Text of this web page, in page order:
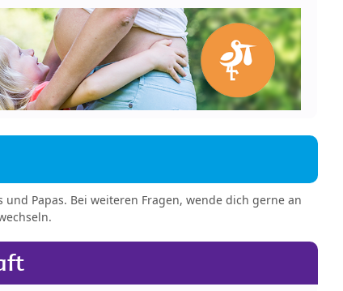
Papas. Bei weiteren Fragen, wende dich gerne an